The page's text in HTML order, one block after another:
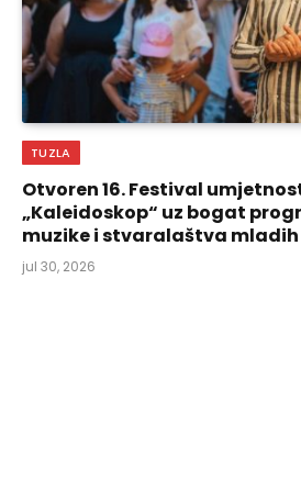
TUZLA
Otvoren 16. Festival
„Kaleidoskop“ uz bogat
muzike i stvaralaštva mladih
jul 30, 2026